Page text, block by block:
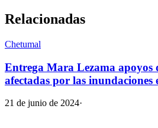
Relacionadas
Chetumal
Entrega Mara Lezama apoyos
afectadas por las inundaciones
21 de junio de 2024·